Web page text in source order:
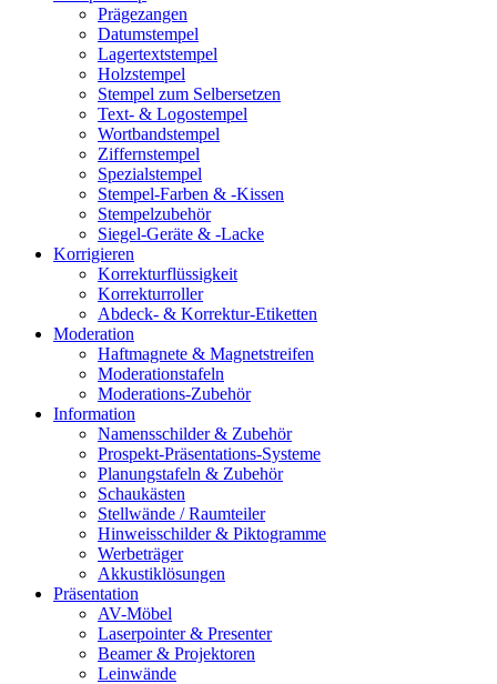
Prägezangen
Datumstempel
Lagertextstempel
Holzstempel
Stempel zum Selbersetzen
Text- & Logostempel
Wortbandstempel
Ziffernstempel
Spezialstempel
Stempel-Farben & -Kissen
Stempelzubehör
Siegel-Geräte & -Lacke
Korrigieren
Korrekturflüssigkeit
Korrekturroller
Abdeck- & Korrektur-Etiketten
Moderation
Haftmagnete & Magnetstreifen
Moderationstafeln
Moderations-Zubehör
Information
Namensschilder & Zubehör
Prospekt-Präsentations-Systeme
Planungstafeln & Zubehör
Schaukästen
Stellwände / Raumteiler
Hinweisschilder & Piktogramme
Werbeträger
Akkustiklösungen
Präsentation
AV-Möbel
Laserpointer & Presenter
Beamer & Projektoren
Leinwände